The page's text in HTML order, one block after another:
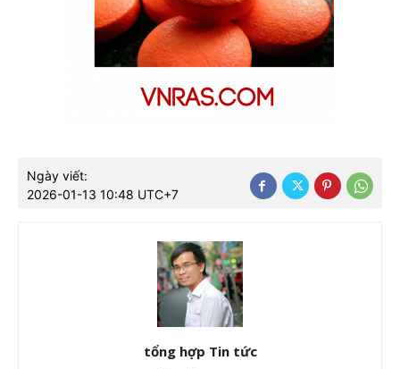
Ngày viết:
2026-01-13 10:48 UTC+7
tổng hợp Tin tức